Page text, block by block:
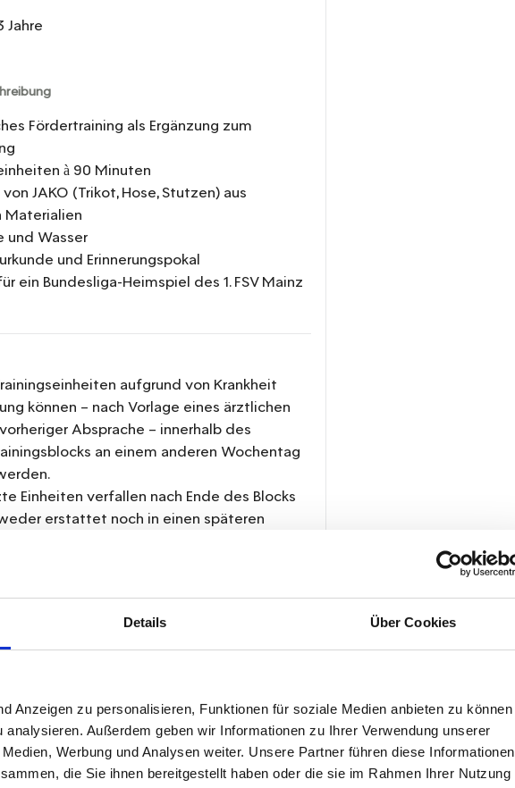
Details Über Cookies
Anzeigen zu personalisieren, Funktionen für soziale Medien anbieten zu können
Außerdem geben wir Informationen zu Ihrer Verwendung unserer
Werbung und Analysen weiter. Unsere Partner führen diese Informationen
die Sie ihnen bereitgestellt haben oder die sie im Rahmen Ihrer Nutzung
Jahre
Fördertraining als Ergänzung zum
à 90 Minuten
JAKO (Trikot, Hose, Stutzen) aus
Materialien
und Wasser
und Erinnerungspokal
ein Bundesliga-Heimspiel des 1. FSV Mainz
aufgrund von Krankheit
können – nach Vorlage eines ärztlichen
Absprache – innerhalb des
an einem anderen Wochentag
Einheiten verfallen nach Ende des Blocks
erstattet noch in einen späteren
05er Fußballschule
Ansprechpartner bei Rückfragen zur Buchung und
Teilnahme.
E-Mail 05er-fussballschule@mainz05.de